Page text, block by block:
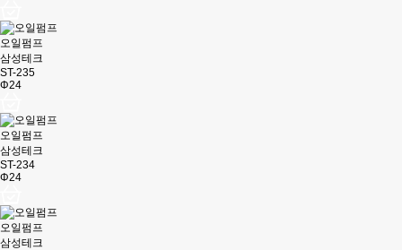
오일펌프
삼성테크
ST-235
Φ24
오일펌프
삼성테크
ST-234
Φ24
오일펌프
삼성테크